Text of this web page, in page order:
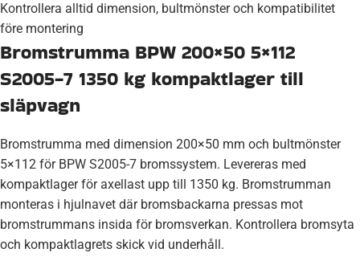
Kontrollera alltid dimension, bultmönster och kompatibilitet
före montering
Bromstrumma BPW 200×50 5×112
S2005-7 1350 kg kompaktlager till
släpvagn
Bromstrumma med dimension 200×50 mm och bultmönster
5×112 för BPW S2005-7 bromssystem. Levereras med
kompaktlager för axellast upp till 1350 kg. Bromstrumman
monteras i hjulnavet där bromsbackarna pressas mot
bromstrummans insida för bromsverkan. Kontrollera bromsyta
och kompaktlagrets skick vid underhåll.